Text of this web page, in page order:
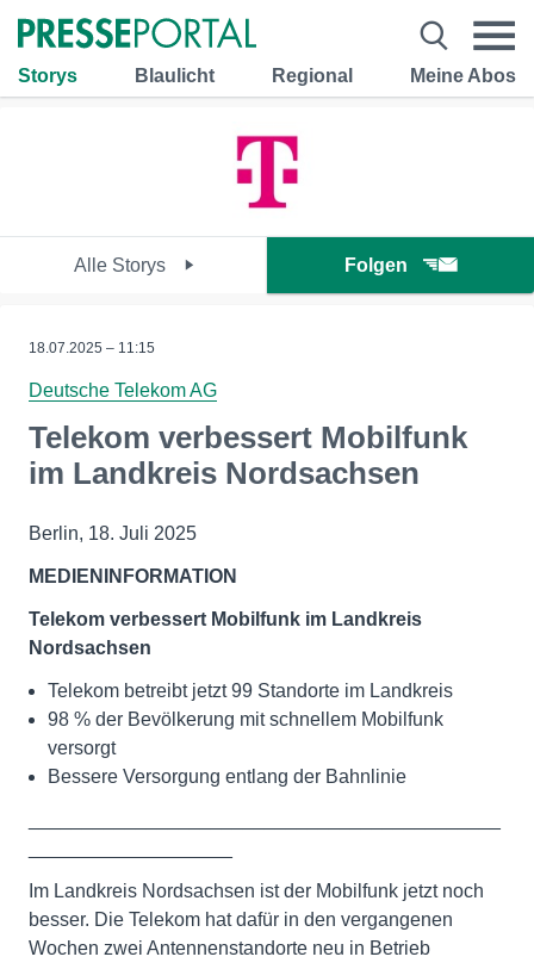
Storys Blaulicht Regional Meine Abos
Alle Storys Folgen
18.07.2025 – 11:15
Deutsche Telekom AG
Telekom verbessert Mobilfunk
im Landkreis Nordsachsen
Berlin, 18. Juli 2025
MEDIENINFORMATION
Telekom verbessert Mobilfunk im Landkreis
Nordsachsen
Telekom betreibt jetzt 99 Standorte im Landkreis
98 % der Bevölkerung mit schnellem Mobilfunk
versorgt
Bessere Versorgung entlang der Bahnlinie
Im Landkreis Nordsachsen ist der Mobilfunk jetzt noch
besser. Die Telekom hat dafür in den vergangenen
Wochen zwei Antennenstandorte neu in Betrieb